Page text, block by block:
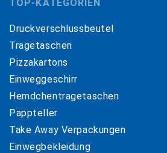
TOP-KATEGORIEN
Druckverschlussbeutel
Tragetaschen
Pizzakartons
Einweggeschirr
Hemdchentragetaschen
Pappteller
Take Away Verpackungen
Einwegbekleidung